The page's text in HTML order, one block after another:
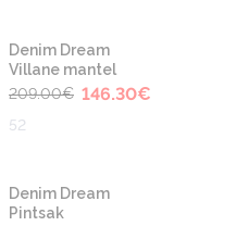
-30%
Denim Dream
Villane mantel
209.00€ 146.30€
52
Denim Dream
Pintsak